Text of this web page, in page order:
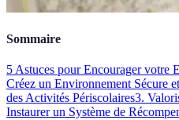
Sommaire
5 Astuces pour Encourager votre
Créez un Environnement Sécure
des Activités Périscolaires3.
Instaurer un Système de